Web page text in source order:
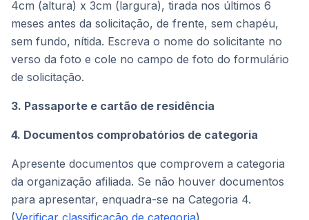
4cm (altura) x 3cm (largura), tirada nos últimos 6
meses antes da solicitação, de frente, sem chapéu,
sem fundo, nítida. Escreva o nome do solicitante no
verso da foto e cole no campo de foto do formulário
de solicitação.
3. Passaporte e cartão de residência
4. Documentos comprobatórios de categoria
Apresente documentos que comprovem a categoria
da organização afiliada. Se não houver documentos
para apresentar, enquadra-se na Categoria 4.